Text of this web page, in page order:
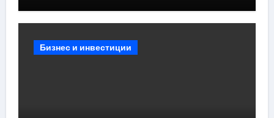
Бизнес и инвестиции